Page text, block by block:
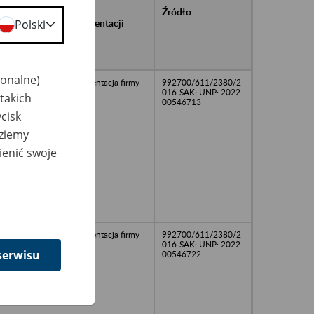
w
dokumentacji
Źródło
Dokumentacja firmy
992700/611/2380/2
016-SAK; UNP: 2022-
00546713
Dokumentacja firmy
992700/611/2380/2
016-SAK; UNP: 2022-
00546722
Polski
swoje